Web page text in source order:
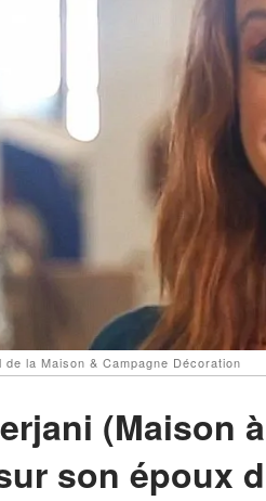
la Maison & Campagne Décoration
(Maison
son époux